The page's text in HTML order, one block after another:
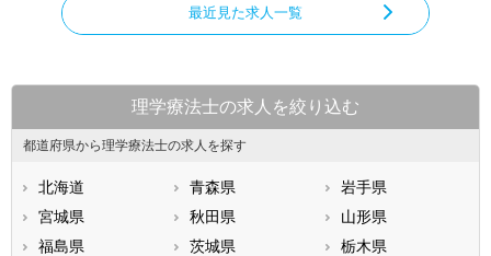
最近見た求人一覧
理学療法士の求人を絞り込む
都道府県から理学療法士の求人を探す
北海道 青森県
岩手県
宮城県
秋田県
山形県
福島県
茨城県 栃木県